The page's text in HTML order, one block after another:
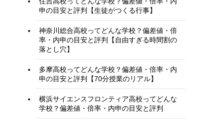
申の目安と評判【生徒がつくる行事】
神奈川総合高校ってどんな学校？偏差値・倍
率・内申の目安と評判【自由すぎる時間割の
落とし穴】
多摩高校ってどんな学校？偏差値・倍率・内
申の目安と評判【70分授業のリアル】
横浜サイエンスフロンティア高校ってどんな
学校？偏差値・倍率・内申の目安と評判